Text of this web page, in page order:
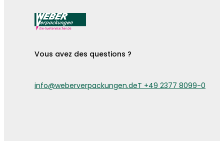
Vous avez des questions ?
info@weberverpackungen.deT +49 2377 8099-0